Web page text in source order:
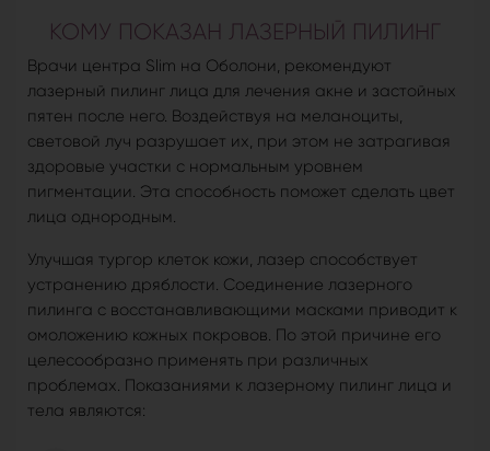
КОМУ ПОКАЗАН ЛАЗЕРНЫЙ ПИЛИНГ
Врачи центра Slim на Оболони, рекомендуют
лазерный пилинг лица для лечения акне и застойных
пятен после него. Воздействуя на меланоциты,
световой луч разрушает их, при этом не затрагивая
здоровые участки с нормальным уровнем
пигментации. Эта способность поможет сделать цвет
лица однородным.
Улучшая тургор клеток кожи, лазер способствует
устранению дряблости. Соединение лазерного
пилинга с восстанавливающими масками приводит к
омоложению кожных покровов. По этой причине его
целесообразно применять при различных
проблемах. Показаниями к лазерному пилинг лица и
тела являются: